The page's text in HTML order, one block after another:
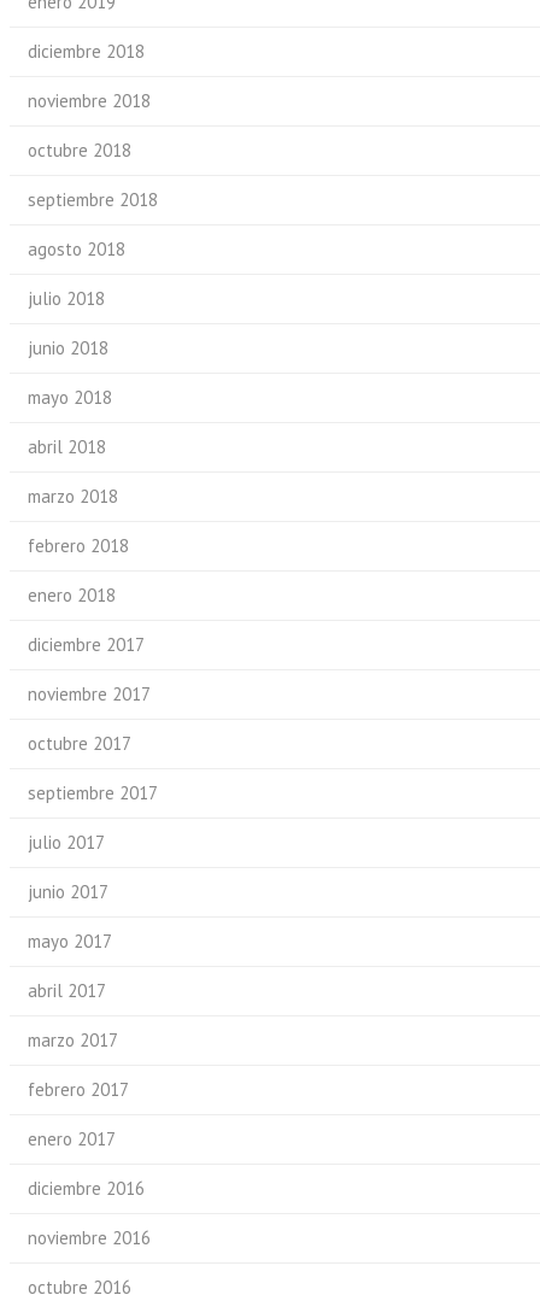
diciembre 2018
noviembre 2018
octubre 2018
septiembre 2018
agosto 2018
julio 2018
junio 2018
mayo 2018
abril 2018
marzo 2018
febrero 2018
enero 2018
diciembre 2017
noviembre 2017
octubre 2017
septiembre 2017
julio 2017
junio 2017
mayo 2017
abril 2017
marzo 2017
febrero 2017
enero 2017
diciembre 2016
noviembre 2016
octubre 2016